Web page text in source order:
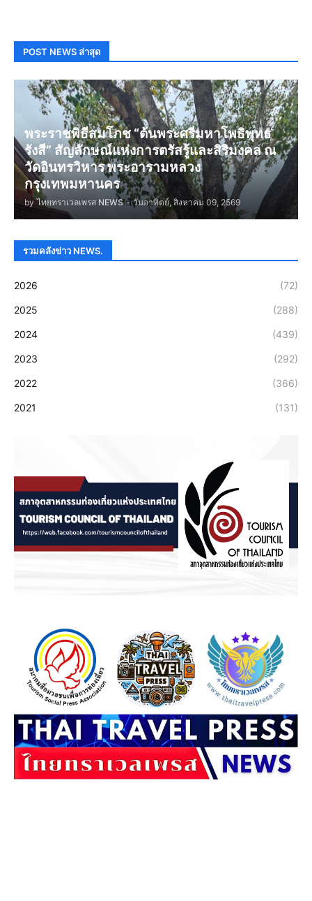
POST NEWS ล่าสุด
พระราชพิธีสมโภช “ต้นพระศรีมหาโพธิพุทธ
รังสี” สัญลักษณ์แห่งการตรัสรู้และสิริมงคล ณ
วัดอินทรวิหาร พระอารามหลวง
กรุงเทพมหานคร
by ไทยทราเวลเพรส NEWS - วันอาทิตย์, สิงหาคม 09, 2569
รวมคลังข่าว NEWS.
2026 (72)
2025 (288)
2024 (439)
2023 (292)
2022 (366)
2021 (131)